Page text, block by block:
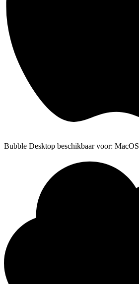
Bubble Desktop beschikbaar voor: MacOS